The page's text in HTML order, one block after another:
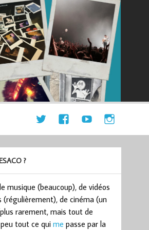
?
musique (beaucoup), de vidéos
(régulièrement), de cinéma (un
rarement, mais tout de
peu tout ce quime passe par la